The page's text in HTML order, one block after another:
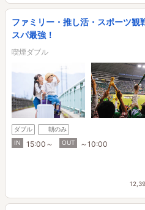
ファミリー・推し活・スポーツ観
スパ最強！
喫煙ダブル
ダブル
朝のみ
IN
15:00～ OUT ～10:00